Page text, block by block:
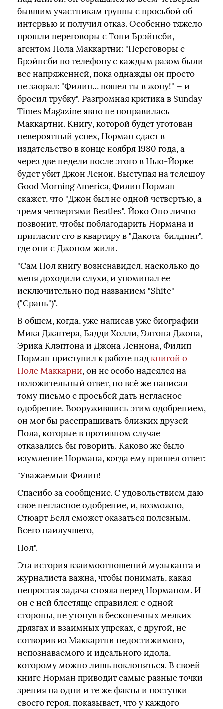
бывшим участникам группы с просьбой об
интервью и получил отказ. Особенно тяжело
прошли переговоры с Тони Брэйнсби,
агентом Пола Маккартни: "Переговоры с
Брэйнсби по телефону с каждым разом были
все напряженней, пока однажды он просто
не заорал: "Филип… пошел ты в жопу!" — и
бросил трубку". Разгромная критика в Sunday
Times Magazine явно не понравилась
Маккартни. Книгу, которой будет уготован
невероятный успех, Норман сдаст в
издательство в конце ноября 1980 года, а
через две недели после этого в Нью-Йорке
будет убит Джон Ленон. Выступая на телешоу
Good Morning America, Филип Норман
скажет, что "Джон был не одной четвертью, а
тремя четвертями Beatles". Йоко Оно лично
позвонит, чтобы поблагодарить Нормана и
пригласит его в квартиру в "Дакота-билдинг",
где они с Джоном жили.
"Сам Пол книгу возненавидел, насколько до
меня доходили слухи, и упоминал ее
исключительно под названием "Shite"
("Срань")".
В общем, когда, уже написав уже биографии
Мика Джаггера, Бадди Холли, Элтона Джона,
Эрика Клэптона и Джона Леннона, Филип
Норман приступил к работе надкнигой о
Поле Маккарни, он не особо надеялся на
положительный ответ, но всё же написал
тому письмо с просьбой дать негласное
одобрение. Вооружившись этим одобрением,
он мог бы расспрашивать близких друзей
Пола, которые в противном случае
отказались бы говорить. Каково же было
изумление Нормана, когда ему пришел ответ:
"Уважаемый Филип!
Спасибо за сообщение. С удовольствием даю
свое негласное одобрение, и, возможно,
Стюарт Белл сможет оказаться полезным.
Всего наилучшего,
Пол".
Эта история взаимоотношений музыканта и
журналиста важна, чтобы понимать, какая
непростая задача стояла перед Норманом. И
он с ней блестяще справился: с одной
стороны, не утонув в бесконечных мелких
дрязгах и взаимных упреках, с другой, не
сотворив из Маккартни недостижимого,
непознаваемого и идеального идола,
которому можно лишь поклоняться. В своей
книге Норман приводит самые разные точки
зрения на одни и те же факты и поступки
своего героя, показывает, что у каждого